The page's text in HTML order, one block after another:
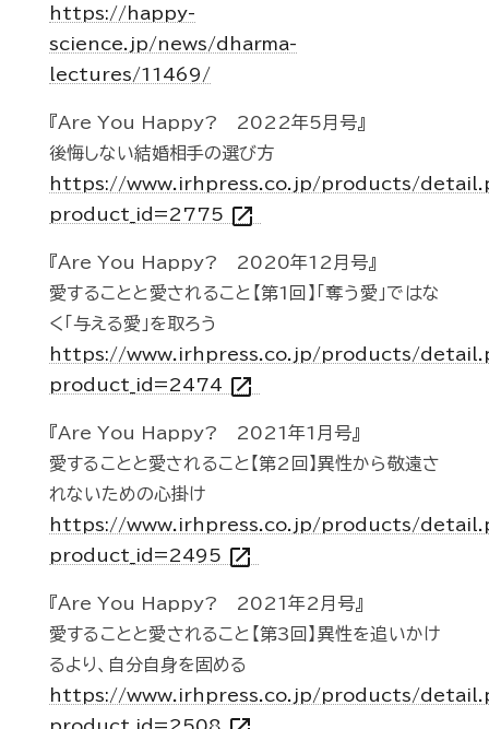
https://happy-
science.jp/news/dharma-
lectures/11469/
『Are You Happy? 2022年5月号』
後悔しない結婚相手の選び方
https://www.irhpress.co.jp/products/
product_id=2775 open_in_new
『Are You Happy? 2020年12月号』
愛することと愛されること【第1回】「奪う愛」ではな
く「与える愛」を取ろう
https://www.irhpress.co.jp/products/
product_id=2474 open_in_new
『Are You Happy? 2021年1月号』
愛することと愛されること【第2回】異性から敬遠さ
れないための心掛け
https://www.irhpress.co.jp/products/
product_id=2495 open_in_new
『Are You Happy? 2021年2月号』
愛することと愛されること【第3回】異性を追いかけ
るより、自分自身を固める
https://www.irhpress.co.jp/products/